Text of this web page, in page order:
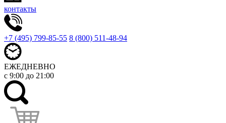
контакты
+7 (495) 799-85-55 8 (800) 511-48-94
ЕЖЕДНЕВНО
с 9:00 до 21:00